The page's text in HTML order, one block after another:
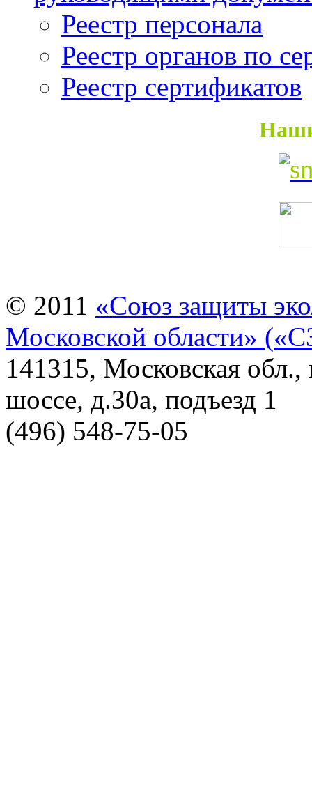
Реестр персонала
Реестр органов по
Реестр сертификатов
© 2011 «Союз защиты
Московской области»
141315, Московская
шоссе, д.30а, подъезд 1
(496) 548-75-05